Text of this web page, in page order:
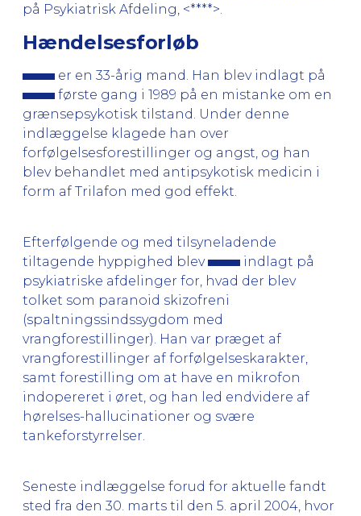
på Psykiatrisk Afdeling, <****>.
Hændelsesforløb
er en 33-årig mand. Han blev indlagt på
første gang i 1989 på en mistanke om en
grænsepsykotisk tilstand. Under denne
indlæggelse klagede han over
forfølgelsesforestillinger og angst, og han
blev behandlet med antipsykotisk medicin i
form af Trilafon med god effekt.
Efterfølgende og med tilsyneladende
tiltagende hyppighed blev
indlagt på
psykiatriske afdelinger for, hvad der blev
tolket som paranoid skizofreni
(spaltningssindssygdom med
vrangforestillinger). Han var præget af
vrangforestillinger af forfølgelseskarakter,
samt forestilling om at have en mikrofon
indopereret i øret, og han led endvidere af
hørelses-hallucinationer og svære
tankeforstyrrelser.
Seneste indlæggelse forud for aktuelle fandt
sted fra den 30. marts til den 5. april 2004, hvor